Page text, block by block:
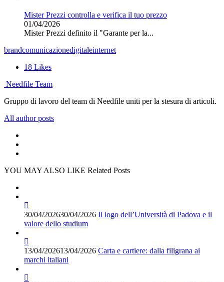
Mister Prezzi controlla e verifica il tuo prezzo
01/04/2026
Mister Prezzi definito il "Garante per la...
brandcomunicazionedigitaleinternet
18 Likes
Needfile Team
Gruppo di lavoro del team di Needfile uniti per la stesura di articoli.
All author posts
YOU MAY ALSO LIKE Related Posts
30/04/202630/04/2026 Il logo dell’Università di Padova e il
valore dello studium
13/04/202613/04/2026 Carta e cartiere: dalla filigrana ai
marchi italiani